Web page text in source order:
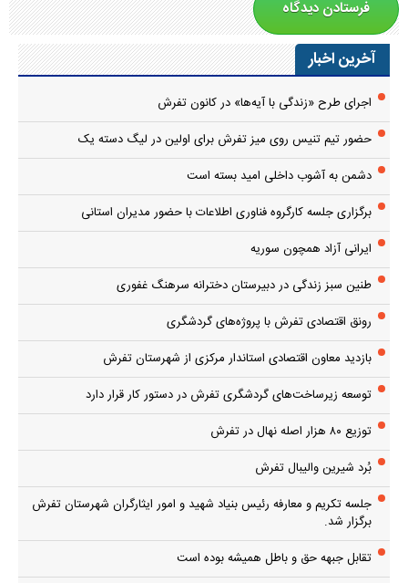
آخرین اخبار
اجرای طرح «زندگی با آیه‌ها» در کانون تفرش
حضور تیم تنیس روی میز تفرش برای اولین در لیگ دسته یک
دشمن به آشوب داخلی امید بسته است
برگزاری جلسه کارگروه فناوری اطلاعات با حضور مدیران استانی
ایرانی آزاد همچون سوریه
طنین سبز زندگی در دبیرستان دخترانه سرهنگ غفوری
رونق اقتصادی تفرش با پروژه‌های گردشگری
بازدید معاون اقتصادی استاندار مرکزی از شهرستان تفرش
توسعه زیرساخت‌های گردشگری تفرش در دستور کار قرار دارد
توزیع ۸۰ هزار اصله نهال در تفرش
بُرد شیرین والیبال تفرش
جلسه تکریم و معارفه رئیس بنیاد شهید و امور ایثارگران شهرستان تفرش
برگزار شد.
تقابل جبهه حق و باطل همیشه بوده است